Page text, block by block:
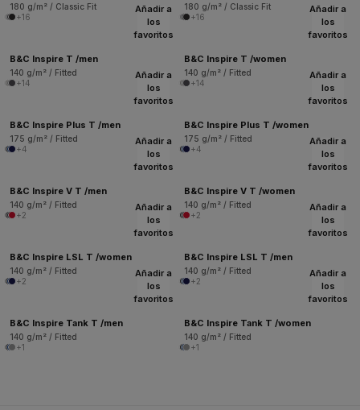
180 g/m² / Classic Fit
+16
180 g/m² / Classic Fit
+16
Añadir a
los
favoritos
B&C Inspire T /men
140 g/m² / Fitted
+14
Añadir a
los
favoritos
B&C Inspire T /women
140 g/m² / Fitted
+14
Añadir a
los
favoritos
B&C Inspire Plus T /men
175 g/m² / Fitted
+4
Añadir a
los
favoritos
B&C Inspire Plus T /women
175 g/m² / Fitted
+4
Añadir a
los
favoritos
B&C Inspire V T /men
140 g/m² / Fitted
+2
Añadir a
los
favoritos
B&C Inspire V T /women
140 g/m² / Fitted
+2
Añadir a
los
favoritos
B&C Inspire LSL T /women
140 g/m² / Fitted
+2
Añadir a
los
favoritos
B&C Inspire LSL T /men
140 g/m² / Fitted
+2
Añadir a
los
favoritos
B&C Inspire Tank T /men
140 g/m² / Fitted
+1
Añadir a
los
favoritos
B&C Inspire Tank T /women
140 g/m² / Fitted
+1